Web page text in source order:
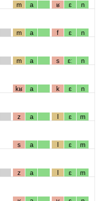
m a ʁ ɛ n
m a f ɛ n
m a s ɛː n
kʁ a k ɛ n
z a l ɛ m
s a l ɛ m
z a l ɛ m